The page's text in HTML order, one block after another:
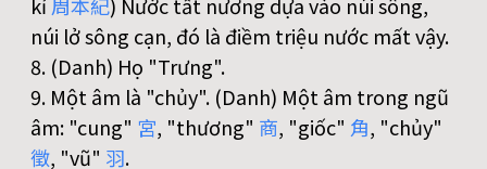
núi lở sông cạn, đó là điềm triệu nước mất vậy.
8. (Danh) Họ "Trưng".
9. Một âm là "chủy". (Danh) Một âm trong ngũ
âm: "cung" 宮, "thương" 商, "giốc" 角, "chủy"
徵, "vũ" 羽.